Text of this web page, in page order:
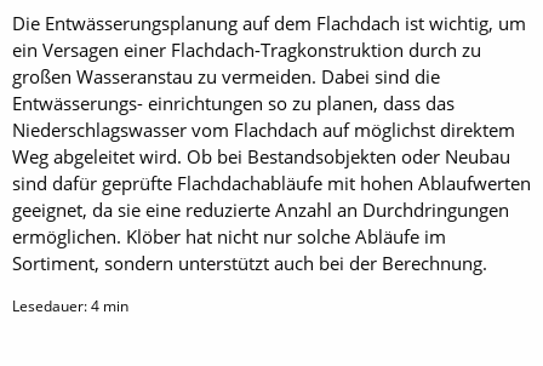
Die Entwässerungsplanung auf dem Flachdach ist wichtig, um
ein Versagen einer Flachdach-Tragkonstruktion durch zu
großen Wasseranstau zu vermeiden. Dabei sind die
Entwässerungs- einrichtungen so zu planen, dass das
Niederschlagswasser vom Flachdach auf möglichst direktem
Weg abgeleitet wird. Ob bei Bestandsobjekten oder Neubau
sind dafür geprüfte Flachdachabläufe mit hohen Ablaufwerten
geeignet, da sie eine reduzierte Anzahl an Durchdringungen
ermöglichen. Klöber hat nicht nur solche Abläufe im
Sortiment, sondern unterstützt auch bei der Berechnung.
Lesedauer:4 min